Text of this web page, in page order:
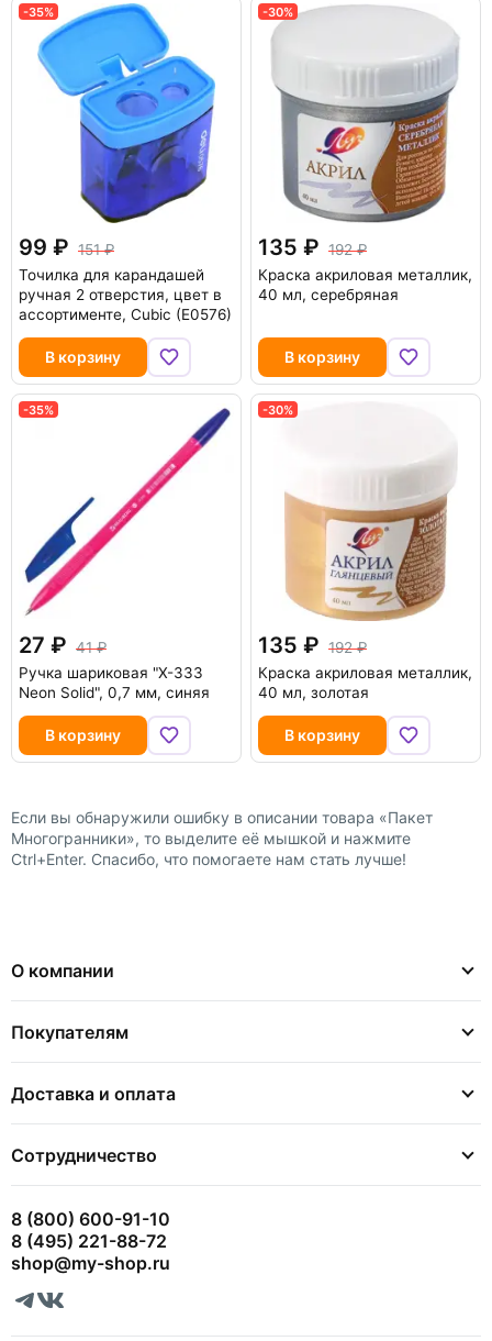
-35%
99
151
Точилка для карандашей
ручная 2 отверстия, цвет в
ассортименте, Cubic (E0576)
В корзину
-30%
135
192
Краска акриловая металлик,
40 мл, серебряная
В корзину
-35%
27
41
Ручка шариковая "X-333
Neon Solid", 0,7 мм, синяя
В корзину
-30%
135
192
Краска акриловая металлик,
40 мл, золотая
В корзину
Если вы обнаружили ошибку в описании товара «Пакет
Многогранники», то выделите её мышкой и нажмите
Ctrl+Enter. Спасибо, что помогаете нам стать лучше!
О компании
Покупателям
Доставка и оплата
Сотрудничество
8 (800) 600-91-10
8 (495) 221-88-72
shop@my-shop.ru